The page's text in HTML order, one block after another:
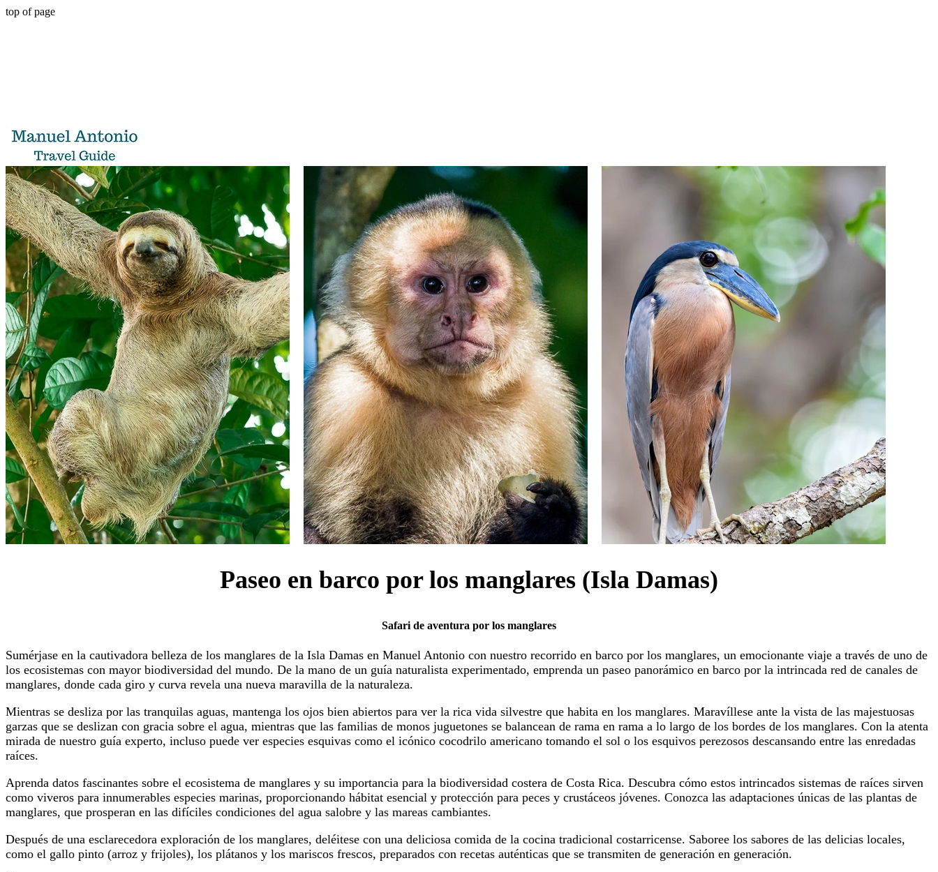
top of page
Paseo en barco por los manglares (Isla Damas)
Safari de aventura por los manglares
Sumérjase en la cautivadora belleza de los manglares de la Isla Damas en Manuel Antonio con nuestro recorrido en barco por los manglares, un emocionante viaje a través de uno de
los ecosistemas con mayor biodiversidad del mundo. De la mano de un guía naturalista experimentado, emprenda un paseo panorámico en barco por la intrincada red de canales de
manglares, donde cada giro y curva revela una nueva maravilla de la naturaleza.
Mientras se desliza por las tranquilas aguas, mantenga los ojos bien abiertos para ver la rica vida silvestre que habita en los manglares. Maravíllese ante la vista de las majestuosas
garzas que se deslizan con gracia sobre el agua, mientras que las familias de monos juguetones se balancean de rama en rama a lo largo de los bordes de los manglares. Con la atenta
mirada de nuestro guía experto, incluso puede ver especies esquivas como el icónico cocodrilo americano tomando el sol o los esquivos perezosos descansando entre las enredadas
raíces.
Aprenda datos fascinantes sobre el ecosistema de manglares y su importancia para la biodiversidad costera de Costa Rica. Descubra cómo estos intrincados sistemas de raíces sirven
como viveros para innumerables especies marinas, proporcionando hábitat esencial y protección para peces y crustáceos jóvenes. Conozca las adaptaciones únicas de las plantas de
manglares, que prosperan en las difíciles condiciones del agua salobre y las mareas cambiantes.
Después de una esclarecedora exploración de los manglares, deléitese con una deliciosa comida de la cocina tradicional costarricense. Saboree los sabores de las delicias locales,
como el gallo pinto (arroz y frijoles), los plátanos y los mariscos frescos, preparados con recetas auténticas que se transmiten de generación en generación.